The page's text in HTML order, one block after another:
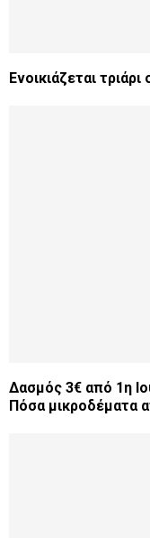
Ενοικιάζεται
Δασμός 3€ από 1η
Πόσα μικροδέματα